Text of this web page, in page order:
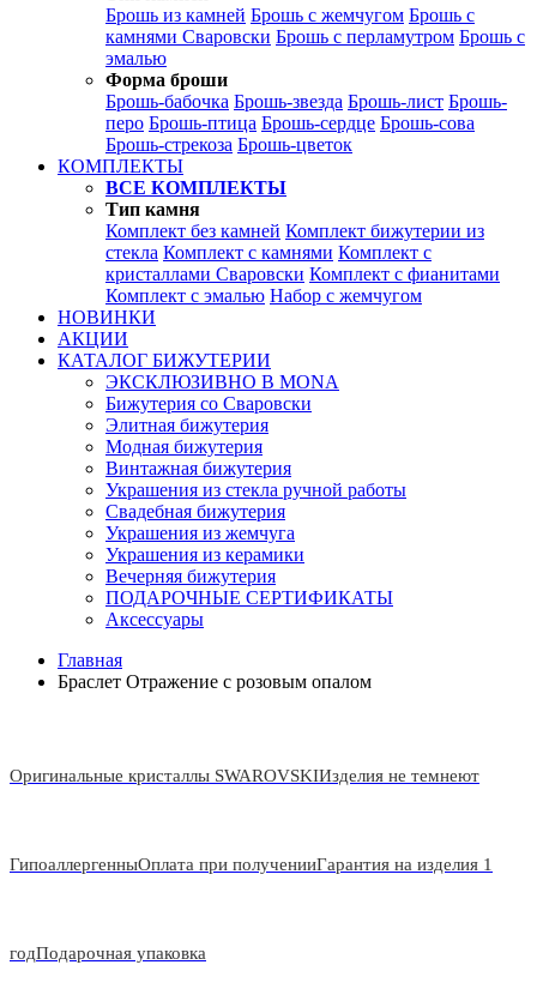
Брошь из камней Брошь с жемчугом Брошь с
камнями Сваровски Брошь с перламутром Брошь с
эмалью
Форма броши
Брошь-бабочка Брошь-звезда Брошь-лист Брошь-
перо Брошь-птица Брошь-сердце Брошь-сова
Брошь-стрекоза Брошь-цветок
КОМПЛЕКТЫ
ВСЕ КОМПЛЕКТЫ
Тип камня
Комплект без камней Комплект бижутерии из
стекла Комплект с камнями Комплект с
кристаллами Сваровски Комплект с фианитами
Комплект с эмалью Набор с жемчугом
НОВИНКИ
АКЦИИ
КАТАЛОГ БИЖУТЕРИИ
ЭКСКЛЮЗИВНО В MONA
Бижутерия со Сваровски
Элитная бижутерия
Модная бижутерия
Винтажная бижутерия
Украшения из стекла ручной работы
Свадебная бижутерия
Украшения из жемчуга
Украшения из керамики
Вечерняя бижутерия
ПОДАРОЧНЫЕ СЕРТИФИКАТЫ
Аксессуары
Главная
Браслет Отражение с розовым опалом
Оригинальные кристаллы SWAROVSKIИзделия не темнеют
ГипоаллергенныОплата при полученииГарантия на изделия 1
годПодарочная упаковка